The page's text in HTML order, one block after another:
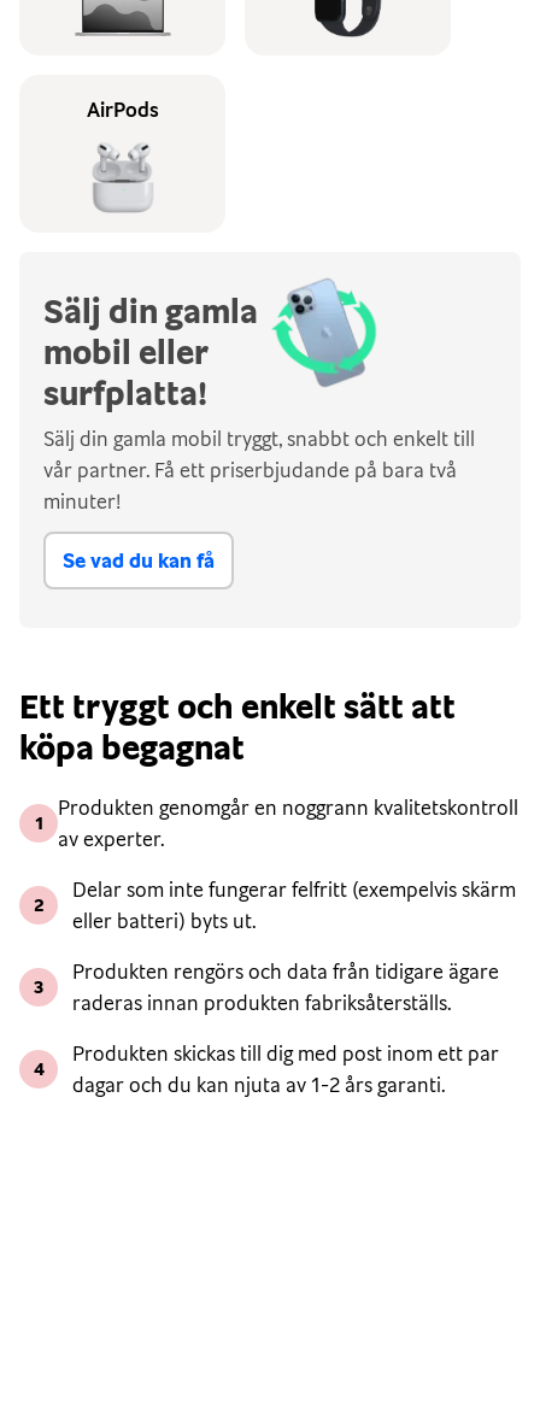
AirPods
Sälj din gamla
mobil eller
surfplatta!
Sälj din gamla mobil tryggt, snabbt och enkelt till
vår partner. Få ett priserbjudande på bara två
minuter!
Se vad du kan få
Ett tryggt och enkelt sätt att
köpa begagnat
1
Produkten genomgår en noggrann kvalitetskontroll
av experter.
2
Delar som inte fungerar felfritt (exempelvis skärm
eller batteri) byts ut.
3
Produkten rengörs och data från tidigare ägare
raderas innan produkten fabriksåterställs.
4
Produkten skickas till dig med post inom ett par
dagar och du kan njuta av 1-2 års garanti.